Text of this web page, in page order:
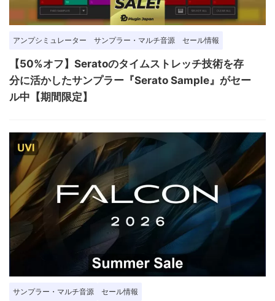
アンプシミュレーター サンプラー・マルチ音源 セール情報
【50%オフ】Seratoのタイムストレッチ技術を存
分に活かしたサンプラー『Serato Sample』がセー
ル中【期間限定】
サンプラー・マルチ音源 セール情報